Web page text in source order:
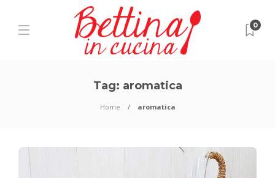
0
Tag: aromatica
Home aromatica